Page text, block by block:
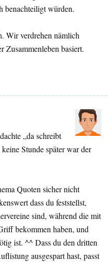
benachteiligt würden.
Wir verdrehen nämlich
Zusammenleben basiert.
„da schreibt
Stunde später war der
Quoten sicher nicht
dass du feststellst,
sind, während die mit
bekommen haben, und
ist. ^^ Dass du den dritten
ausgespart hast, passt